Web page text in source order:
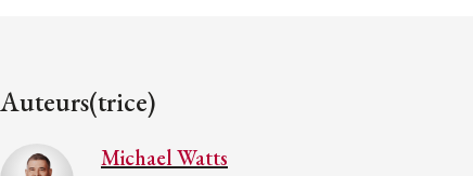
Auteurs(trice)
Michael Watts